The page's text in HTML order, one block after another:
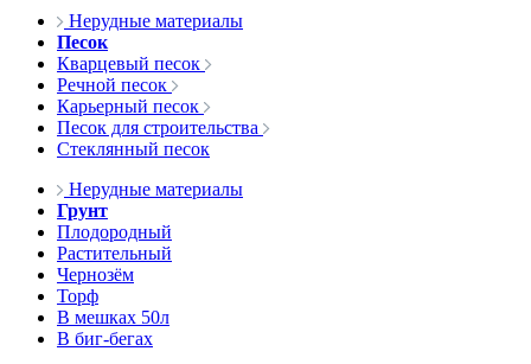
Нерудные материалы
Песок
Кварцевый песок
Речной песок
Карьерный песок
Песок для строительства
Стеклянный песок
Нерудные материалы
Грунт
Плодородный
Растительный
Чернозём
Торф
В мешках 50л
В биг-бегах